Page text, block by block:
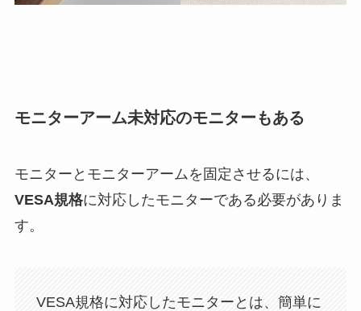
モニターアーム未対応のモニターもある
モニターとモニターアームを固定させるには、
VESA規格に対応したモニターである必要がありま
す。
VESA規格に対応したモニターとは、簡単に